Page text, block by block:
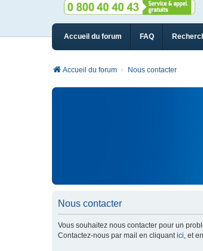
Accueil du forum FAQ
Accueil du forum Nous contacter
Nous contacter
Vous souhaitez nous contacter pour un
Contactez-nous par mail en cliquantici, et